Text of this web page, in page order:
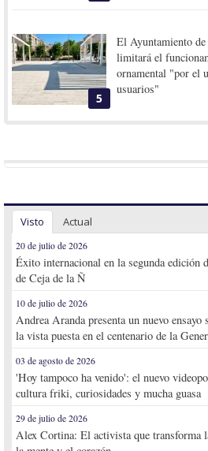
5
El Ayuntamiento
limitará el
ornamental "por el
usuarios"
Visto Actual
20 de julio de 2026
Éxito internacional en la segunda edición
de Ceja de la Ñ
10 de julio de 2026
Andrea Aranda presenta un nuevo
la vista puesta en el centenario de la
03 de agosto de 2026
'Hoy tampoco ha venido': el nuevo
cultura friki, curiosidades y mucha guasa
29 de julio de 2026
Alex Cortina: El activista que transforma